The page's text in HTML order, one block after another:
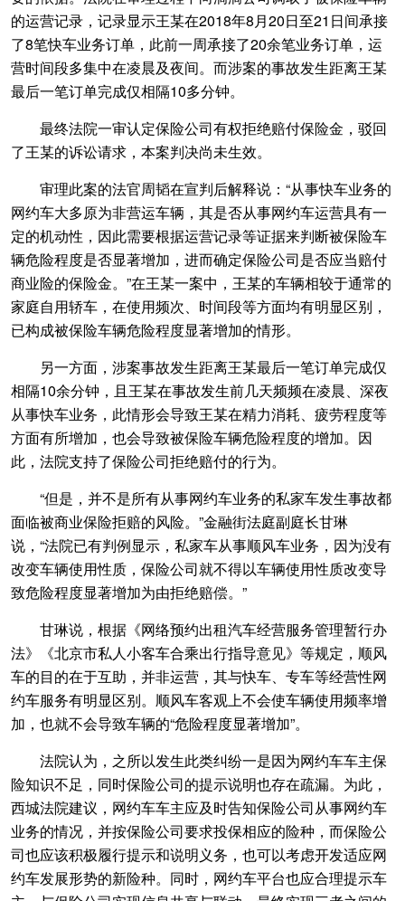
的运营记录，记录显示王某在2018年8月20日至21日间承接
了8笔快车业务订单，此前一周承接了20余笔业务订单，运
营时间段多集中在凌晨及夜间。而涉案的事故发生距离王某
最后一笔订单完成仅相隔10多分钟。
最终法院一审认定保险公司有权拒绝赔付保险金，驳回
了王某的诉讼请求，本案判决尚未生效。
审理此案的法官周韬在宣判后解释说：“从事快车业务的
网约车大多原为非营运车辆，其是否从事网约车运营具有一
定的机动性，因此需要根据运营记录等证据来判断被保险车
辆危险程度是否显著增加，进而确定保险公司是否应当赔付
商业险的保险金。”在王某一案中，王某的车辆相较于通常的
家庭自用轿车，在使用频次、时间段等方面均有明显区别，
已构成被保险车辆危险程度显著增加的情形。
另一方面，涉案事故发生距离王某最后一笔订单完成仅
相隔10余分钟，且王某在事故发生前几天频频在凌晨、深夜
从事快车业务，此情形会导致王某在精力消耗、疲劳程度等
方面有所增加，也会导致被保险车辆危险程度的增加。因
此，法院支持了保险公司拒绝赔付的行为。
“但是，并不是所有从事网约车业务的私家车发生事故都
面临被商业保险拒赔的风险。”金融街法庭副庭长甘琳
说，“法院已有判例显示，私家车从事顺风车业务，因为没有
改变车辆使用性质，保险公司就不得以车辆使用性质改变导
致危险程度显著增加为由拒绝赔偿。”
甘琳说，根据《网络预约出租汽车经营服务管理暂行办
法》《北京市私人小客车合乘出行指导意见》等规定，顺风
车的目的在于互助，并非运营，其与快车、专车等经营性网
约车服务有明显区别。顺风车客观上不会使车辆使用频率增
加，也就不会导致车辆的“危险程度显著增加”。
法院认为，之所以发生此类纠纷一是因为网约车车主保
险知识不足，同时保险公司的提示说明也存在疏漏。为此，
西城法院建议，网约车车主应及时告知保险公司从事网约车
业务的情况，并按保险公司要求投保相应的险种，而保险公
司也应该积极履行提示和说明义务，也可以考虑开发适应网
约车发展形势的新险种。同时，网约车平台也应合理提示车